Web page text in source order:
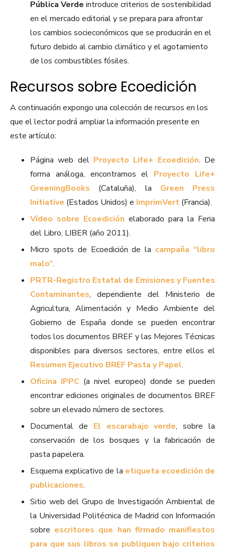
Pública Verde introduce criterios de sostenibilidad
en el mercado editorial y se prepara para afrontar
los cambios socieconómicos que se producirán en el
futuro debido al cambio climático y el agotamiento
de los combustibles fósiles.
Recursos sobre Ecoedición
A continuación expongo una colección de recursos en los
que el lector podrá ampliar la información presente en
este artículo:
Página web del Proyecto Life+ Ecoedición. De
forma análoga, encontramos el Proyecto Life+
GreeningBooks (Cataluña), la Green Press
Initiative (Estados Unidos) e ImprimVert (Francia).
Vídeo sobre Ecoedición elaborado para la Feria
del Libro, LIBER (año 2011).
Micro spots de Ecoedición de la campaña “libro
malo”.
PRTR-Registro Estatal de Emisiones y Fuentes
Contaminantes, dependiente del Ministerio de
Agricultura, Alimentación y Medio Ambiente del
Gobierno de España donde se pueden encontrar
todos los documentos BREF y las Mejores Técnicas
disponibles para diversos sectores, entre ellos el
Resumen Ejecutivo BREF Pasta y Papel.
Oficina IPPC (a nivel europeo) donde se pueden
encontrar ediciones originales de documentos BREF
sobre un elevado número de sectores.
Documental de El escarabajo verde, sobre la
conservación de los bosques y la fabricación de
pasta papelera.
Esquema explicativo de la etiqueta ecoedición de
publicaciones.
Sitio web del Grupo de Investigación Ambiental de
la Universidad Politécnica de Madrid con Información
sobre escritores que han firmado manifiestos
para que sus libros se publiquen bajo criterios